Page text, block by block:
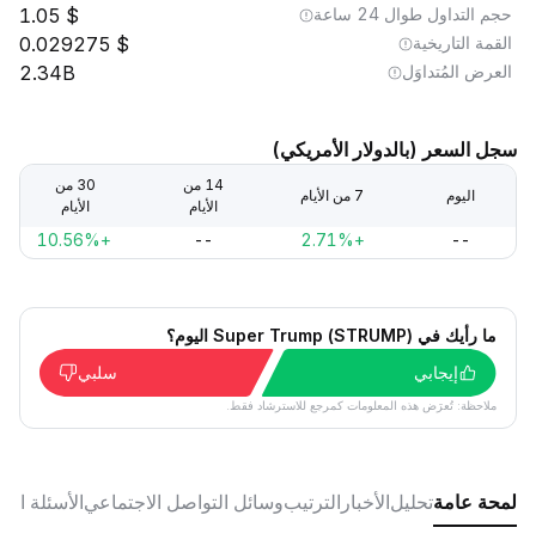
حجم التداول طوال 24 ساعة 1.05
القمة التاريخية 0.029275
العرض المُتداوَل 2.34B
سجل السعر (بالدولار الأمريكي)
اليوم 7 من الأيام
14 من
الأيام
30 من
الأيام
--
+2.71%
--
+10.56%
ما رأيك في Super Trump (STRUMP) اليوم؟
إيجابي
سلبي
ملاحظة: تُعرَض هذه المعلومات كمرجع للاسترشاد فقط.
لمحة عامةتحليلالأخبار الترتيبوسائل التواصل الاجتماعيالأسئلة